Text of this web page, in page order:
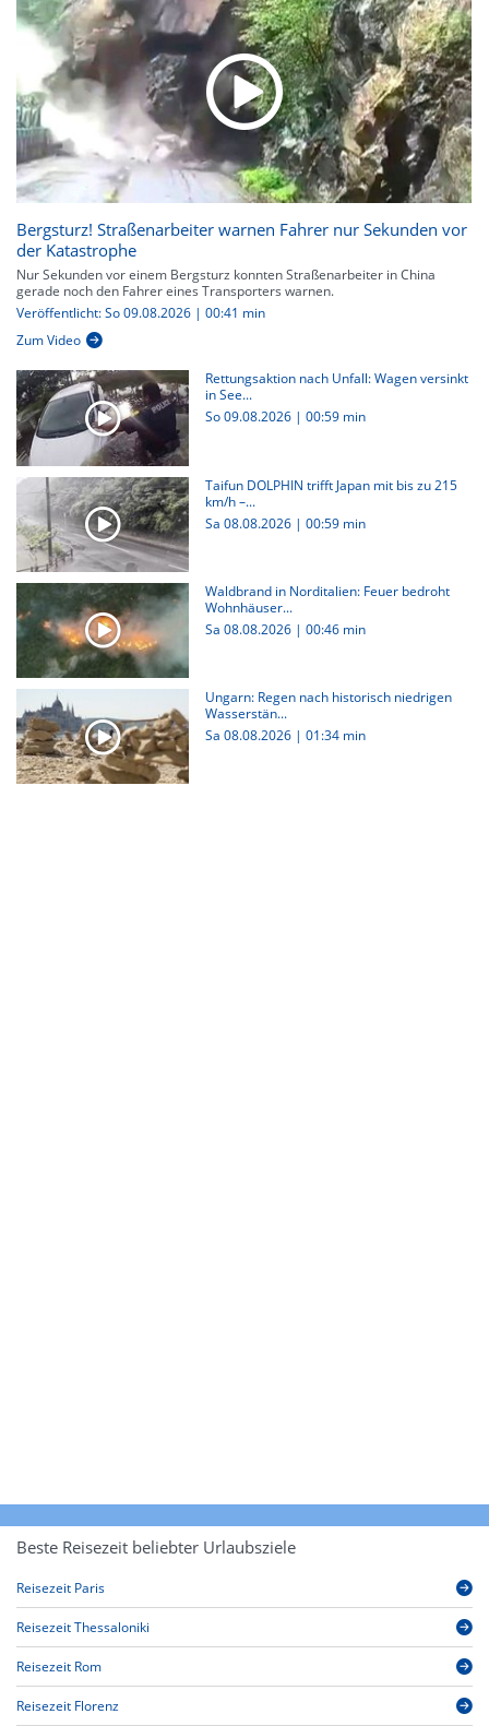
Bergsturz! Straßenarbeiter warnen Fahrer nur Sekunden vor
der Katastrophe
Nur Sekunden vor einem Bergsturz konnten Straßenarbeiter in China
gerade noch den Fahrer eines Transporters warnen.
Veröffentlicht: So 09.08.2026 | 00:41 min
Zum Video
Rettungsaktion nach Unfall: Wagen versinkt
in See...
So 09.08.2026 | 00:59 min
Taifun DOLPHIN trifft Japan mit bis zu 215
km/h –...
Sa 08.08.2026 | 00:59 min
Waldbrand in Norditalien: Feuer bedroht
Wohnhäuser...
Sa 08.08.2026 | 00:46 min
Ungarn: Regen nach historisch niedrigen
Wasserstän...
Sa 08.08.2026 | 01:34 min
Beste Reisezeit beliebter Urlaubsziele
Reisezeit Paris
Reisezeit Thessaloniki
Reisezeit Rom
Reisezeit Florenz